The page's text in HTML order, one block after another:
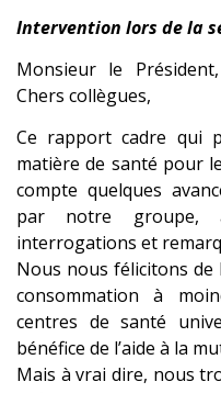
Intervention lors de la
Monsieur le
Chers collègues,
Ce rapport cadre qui
matière de santé pour
compte quelques
par notre groupe,
interrogations et
Nous nous félicitons
consommation à
centres de santé
bénéfice de l’aide à la
Mais à vrai dire, nous